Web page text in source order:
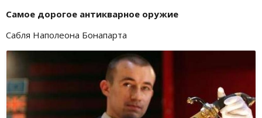
Самое дорогое антикварное оружие
Сабля Наполеона Бонапарта